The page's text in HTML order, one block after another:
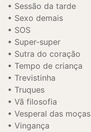
Sessão da tarde
Sexo demais
SOS
Super-super
Sutra do coração
Tempo de criança
Trevistinha
Truques
Vã filosofia
Vesperal das moças
Vingança